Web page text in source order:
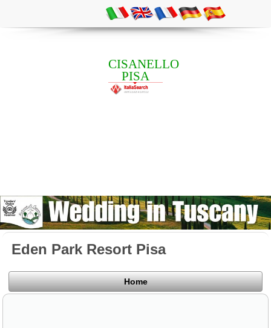
CISANELLO
PISA
Eden Park Resort Pisa
Home